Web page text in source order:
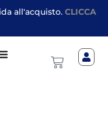
all'acquisto. CLICCA